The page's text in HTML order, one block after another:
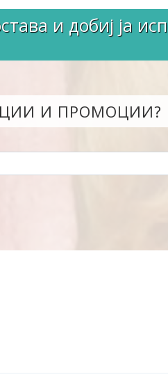
и добиј ја
И ПРОМОЦИИ?